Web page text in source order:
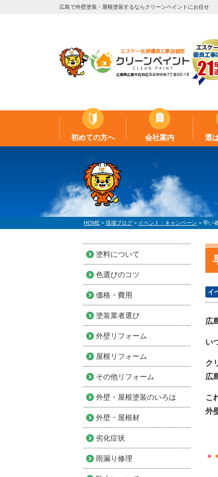
広島で外壁塗装・屋根塗装するならクリーンペイントにお任せ
初めての方へ 会社案内 選
HOME > 現場ブログ > イベント・キャンペーン > 早い
イ
広
い
ク
広
こ
外
塗料について
色選びのコツ
価格・費用
塗装業者選び
外壁リフォーム
屋根リフォーム
その他リフォーム
外壁・屋根塗装のいろは
外壁・屋根材
劣化症状
雨漏り修理